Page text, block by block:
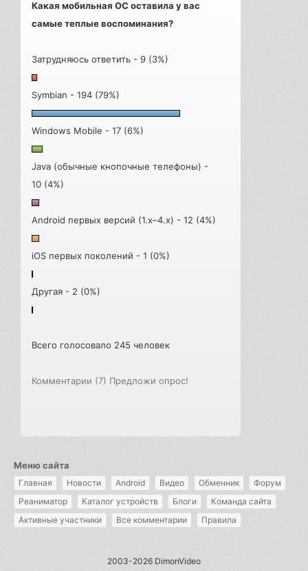
Какая мобильная ОС оставила у вас
самые теплые воспоминания?
Затрудняюсь ответить - 9 (3%)
Symbian - 194 (79%)
Windows Mobile - 17 (6%)
Java (обычные кнопочные телефоны) -
10 (4%)
Android первых версий (1.x–4.x) - 12 (4%)
iOS первых поколений - 1 (0%)
Другая - 2 (0%)
Всего голосовало 245 человек
Комментарии (7) Предложи опрос!
Меню сайта
Главная Новости Android Видео Обменник
Форум
Реаниматор
Каталог устройств Блоги
Команда сайта
Активные участники
Все комментарии Правила
2003-2026 DimonVideo